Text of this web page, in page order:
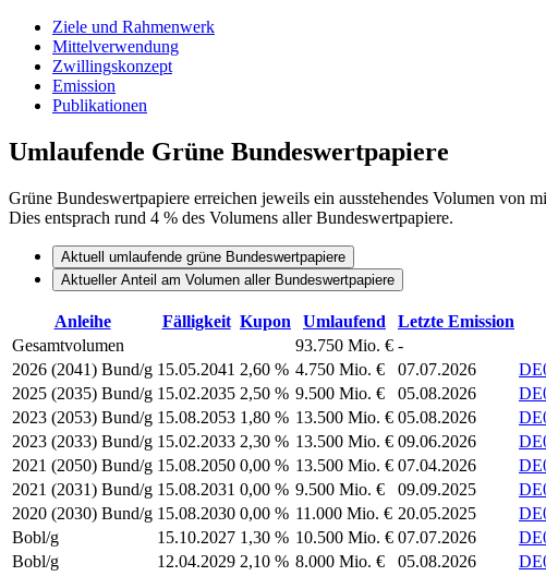
Ziele und Rahmenwerk
Mittelverwendung
Zwillingskonzept
Emission
Publikationen
Umlaufende Grüne Bundeswertpapiere
Grüne Bundeswertpapiere erreichen jeweils ein ausstehendes Volumen
Dies entsprach rund 4 % des Volumens aller Bundeswertpapiere.
Aktuell umlaufende grüne Bundeswertpapiere
Aktueller Anteil am Volumen aller Bundeswertpapiere
Anleihe Fälligkeit Kupon Umlaufend Letzte Emission
Gesamtvolumen
93.750 Mio. € -
2026 (2041) Bund/g 15.05.2041 2,60 % 4.750 Mio. € 07.07.2026
2025 (2035) Bund/g 15.02.2035 2,50 % 9.500 Mio. € 05.08.2026
2023 (2053) Bund/g 15.08.2053 1,80 % 13.500 Mio. € 05.08.2026
2023 (2033) Bund/g 15.02.2033 2,30 % 13.500 Mio. € 09.06.2026
2021 (2050) Bund/g 15.08.2050 0,00 % 13.500 Mio. € 07.04.2026
2021 (2031) Bund/g 15.08.2031 0,00 % 9.500 Mio. € 09.09.2025
2020 (2030) Bund/g 15.08.2030 0,00 % 11.000 Mio. € 20.05.2025
Bobl/g
15.10.2027 1,30 % 10.500 Mio. € 07.07.2026
Bobl/g
12.04.2029 2,10 % 8.000 Mio. € 05.08.2026